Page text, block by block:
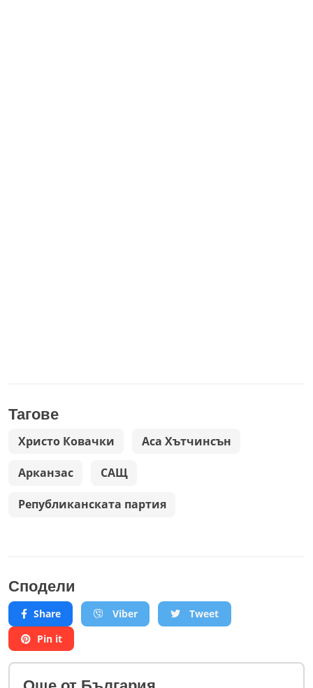
Тагове
Христо Ковачки Аса Хътчинсън
Арканзас САЩ
Републиканската партия
Сподели
Share Viber
Tweet
Pin it